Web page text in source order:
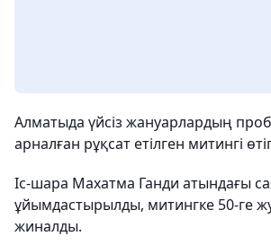
Алматыда үйсіз жануарлардың
арналған рұқсат етілген митингі
Іс-шара Махатма Ганди атындағы
ұйымдастырылды, митингке 50-ге
жиналды.